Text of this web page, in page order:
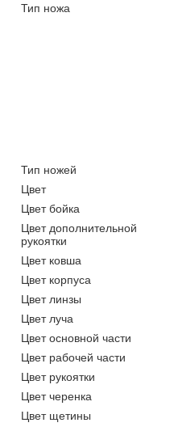
Тип ножа
Тип ножей
Цвет
Цвет бойка
Цвет дополнительной
рукоятки
Цвет ковша
Цвет корпуса
Цвет линзы
Цвет луча
Цвет основной части
Цвет рабочей части
Цвет рукоятки
Цвет черенка
Цвет щетины